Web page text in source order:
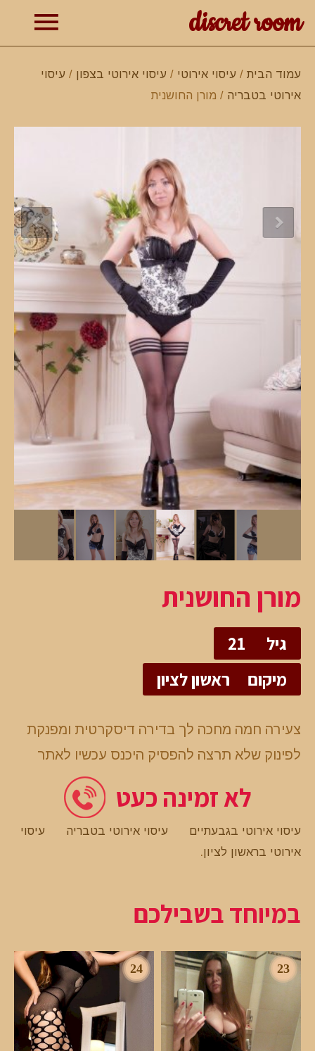
discret room
עמוד הבית / עיסוי אירוטי / עיסוי אירוטי בצפון / עיסוי
אירוטי בטבריה / מורן החושנית
מורן החושנית
גיל
21
מיקום
ראשון לציון
צעירה חמה מחכה לך בדירה דיסקרטית ומפנקת
לפינוק שלא תרצה להפסיק היכנס עכשיו לאתר
לא זמינה כעט
עיסוי אירוטי בגבעתיים עיסוי אירוטי בטבריה
עיסוי
אירוטי בראשון לציון.
במיוחד בשבילכם
23
24